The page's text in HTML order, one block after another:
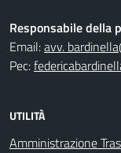
Responsabile della
Email:avv.
Pec:
UTILITÀ
Amministrazione